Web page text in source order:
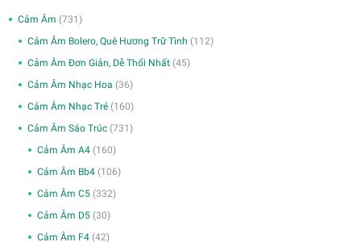
Cảm Âm (731)
Cảm Âm Bolero, Quê Hương Trữ Tình (112)
Cảm Âm Đơn Giản, Dễ Thổi Nhất (45)
Cảm Âm Nhạc Hoa (36)
Cảm Âm Nhạc Trẻ (160)
Cảm Âm Sáo Trúc (731)
Cảm Âm A4 (160)
Cảm Âm Bb4 (106)
Cảm Âm C5 (332)
Cảm Âm D5 (30)
Cảm Âm F4 (42)